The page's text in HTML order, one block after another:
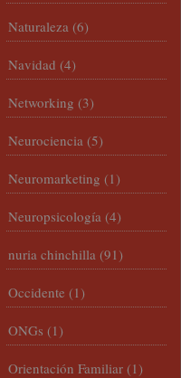
Naturaleza (6)
Navidad (4)
Networking (3)
Neurociencia (5)
Neuromarketing (1)
Neuropsicología (4)
nuria chinchilla (91)
Occidente (1)
ONGs (1)
Orientación Familiar (1)